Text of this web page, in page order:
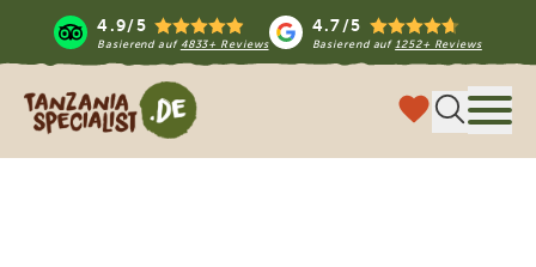
4.9/5
Basierend auf 4833+ Reviews
4.7/5
Basierend auf1252+ Reviews
Tanzania Specialist